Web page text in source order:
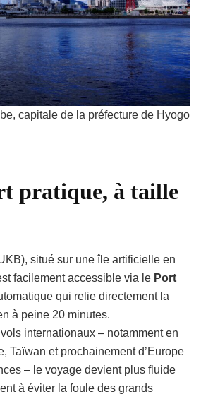
capitale de la préfecture de Hyogo
pratique, à taille
situé sur une île artificielle en
facilement accessible via le Port
qui relie directement la
à peine 20 minutes.
internationaux – notamment en
Taïwan et prochainement d’Europe
– le voyage devient plus fluide
à éviter la foule des grands